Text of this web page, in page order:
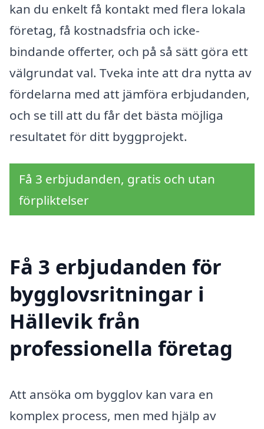
kan du enkelt få kontakt med flera lokala
företag, få kostnadsfria och icke-
bindande offerter, och på så sätt göra ett
välgrundat val. Tveka inte att dra nytta av
fördelarna med att jämföra erbjudanden,
och se till att du får det bästa möjliga
resultatet för ditt byggprojekt.
Få 3 erbjudanden, gratis och utan
förpliktelser
Få 3 erbjudanden för
bygglovsritningar i
Hällevik från
professionella företag
Att ansöka om bygglov kan vara en
komplex process, men med hjälp av